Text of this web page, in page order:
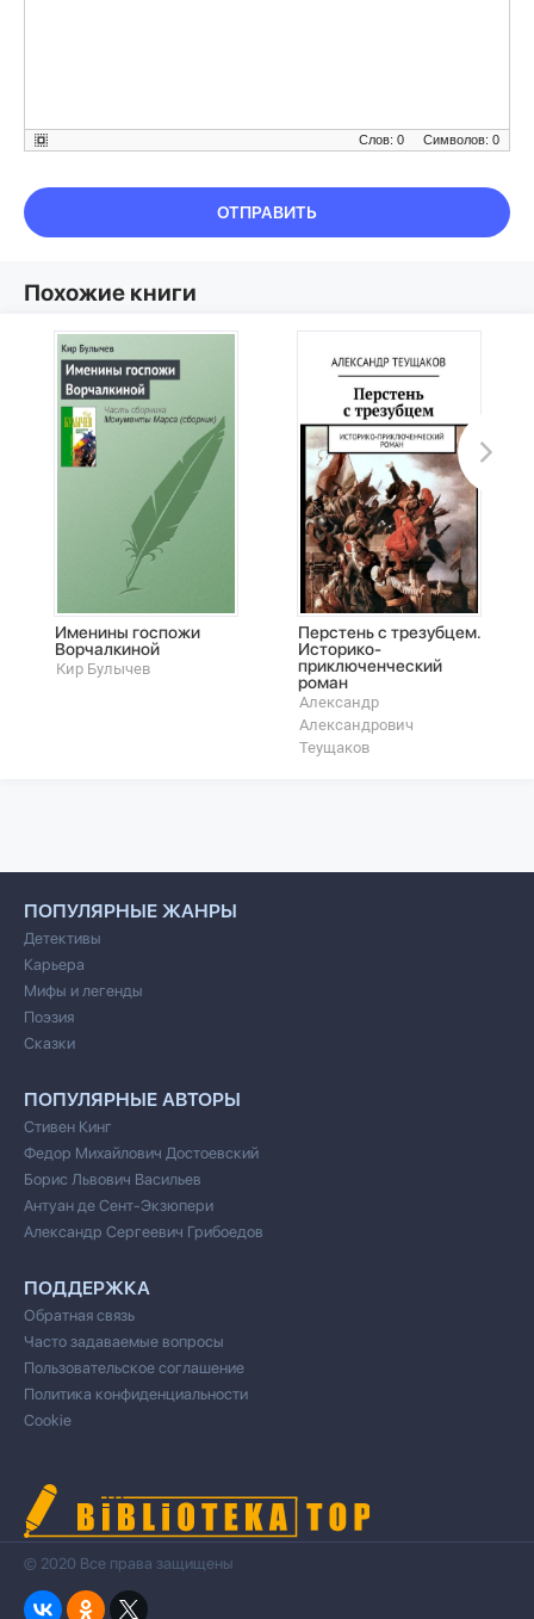
Символов: 0
Слов: 0
ОТПРАВИТЬ
Похожие книги
Именины госпожи
Ворчалкиной
Кир Булычев
Перстень с трезубцем.
Историко-
приключенческий
роман
Александр
Александрович
Теущаков
ПОПУЛЯРНЫЕ ЖАНРЫ
Детективы
Карьера
Мифы и легенды
Поэзия
Сказки
ПОПУЛЯРНЫЕ АВТОРЫ
Стивен Кинг
Федор Михайлович Достоевский
Борис Львович Васильев
Антуан де Сент-Экзюпери
Александр Сергеевич Грибоедов
ПОДДЕРЖКА
Обратная связь
Часто задаваемые вопросы
Пользовательское соглашение
Политика конфиденциальности
Cookie
© 2020 Все права защищены